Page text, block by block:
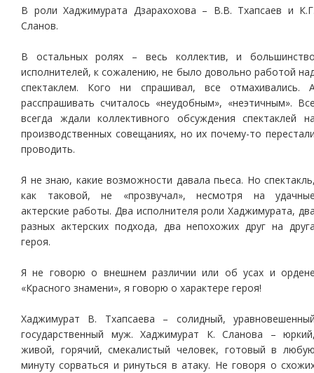
В роли Хаджимурата Дзарахохова – В.В. Тхапсаев и
Сланов.
В остальных ролях – весь коллектив, и
исполнителей, к сожалению, не было довольно работой
спектаклем. Кого ни спрашивал, все отмахивались.
расспрашивать считалось «неудобным», «неэтичным».
всегда ждали коллективного обсуждения спектаклей
производственных совещаниях, но их почему-то
проводить.
Я не знаю, какие возможности давала пьеса. Но
как таковой, не «прозвучал», несмотря на
актерские работы. Два исполнителя роли Хаджимурата,
разных актерских подхода, два непохожих друг на
героя.
Я не говорю о внешнем различии или об усах и
«Красного знамени», я говорю о характере героя!
Хаджимурат В. Тхапсаева – солидный,
государственный муж. Хаджимурат К. Сланова –
живой, горячий, смекалистый человек, готовый в
минуту сорваться и ринуться в атаку. Не говоря о